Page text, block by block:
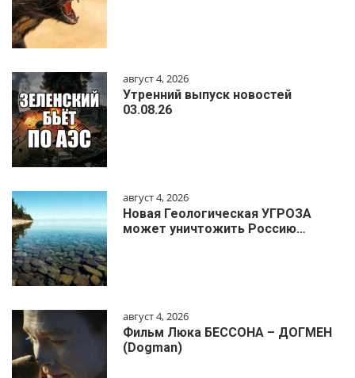
август 4, 2026
Утренний выпуск новостей
03.08.26
август 4, 2026
Новая Геологическая УГРОЗА
может уничтожить Россию…
август 4, 2026
Фильм Люка БЕССОНА – ДОГМЕН
(Dogman)